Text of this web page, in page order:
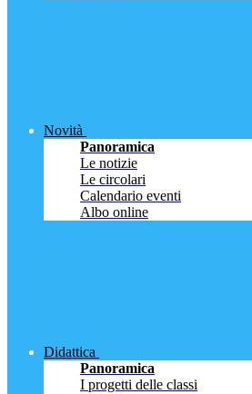
Novità
Panoramica
Le notizie
Le circolari
Calendario eventi
Albo online
Didattica
Panoramica
I progetti delle classi